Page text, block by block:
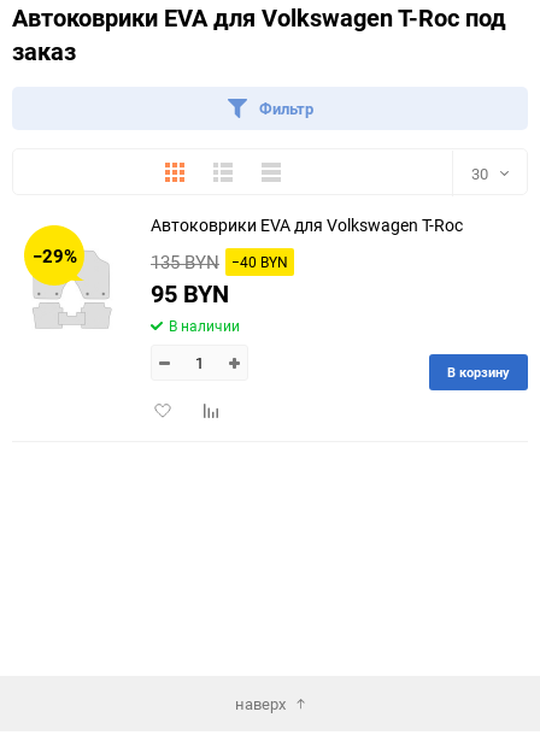
Автоковрики EVA для Volkswagen T-Roc под
заказ
Фильтр
ПлиткаПодробноКомпактно 30
30
150
−29%
Автоковрики EVA для Volkswagen T-Roc
135 BYN −40 BYN
95 BYN
В наличии
ДобавитьДобавить
В корзину
наверх